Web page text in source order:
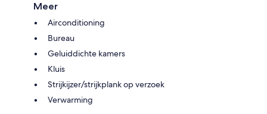
Meer
Airconditioning
Bureau
Geluiddichte kamers
Kluis
Strijkijzer/strijkplank op verzoek
Verwarming